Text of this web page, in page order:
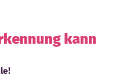
kann